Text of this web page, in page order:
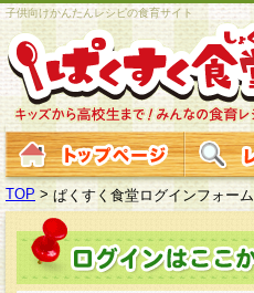
子供向けかんたんレシピの食育サイト
TOP > ぱくすく食堂ログインフォーム